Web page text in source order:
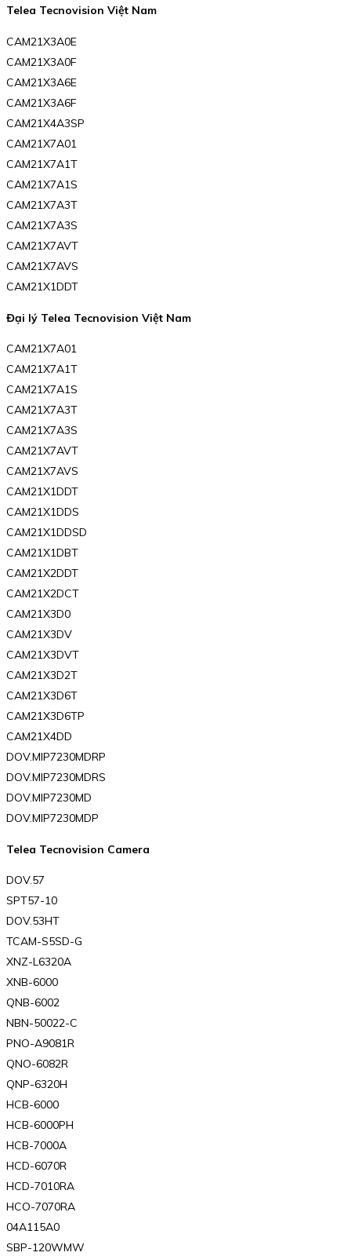
Telea Tecnovision Việt Nam
CAM21X3A0E
CAM21X3A0F
CAM21X3A6E
CAM21X3A6F
CAM21X4A3SP
CAM21X7A01
CAM21X7A1T
CAM21X7A1S
CAM21X7A3T
CAM21X7A3S
CAM21X7AVT
CAM21X7AVS
CAM21X1DDT
Đại lý Telea Tecnovision Việt Nam
CAM21X7A01
CAM21X7A1T
CAM21X7A1S
CAM21X7A3T
CAM21X7A3S
CAM21X7AVT
CAM21X7AVS
CAM21X1DDT
CAM21X1DDS
CAM21X1DDSD
CAM21X1DBT
CAM21X2DDT
CAM21X2DCT
CAM21X3D0
CAM21X3DV
CAM21X3DVT
CAM21X3D2T
CAM21X3D6T
CAM21X3D6TP
CAM21X4DD
DOV.MIP7230MDRP
DOV.MIP7230MDRS
DOV.MIP7230MD
DOV.MIP7230MDP
Telea Tecnovision Camera
DOV.57
SPT57-10
DOV.53HT
TCAM-S5SD-G
XNZ-L6320A
XNB-6000
QNB-6002
NBN-50022-C
PNO-A9081R
QNO-6082R
QNP-6320H
HCB-6000
HCB-6000PH
HCB-7000A
HCD-6070R
HCD-7010RA
HCO-7070RA
04A115A0
SBP-120WMW